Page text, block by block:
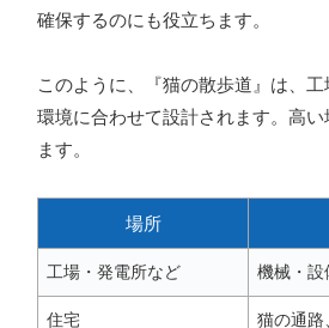
確保するのにも役立ちます。
このように、『猫の散歩道』は、
環境に合わせて設計されます。高
ます。
場所
工場・発電所など 機械・設
住宅 猫の通路